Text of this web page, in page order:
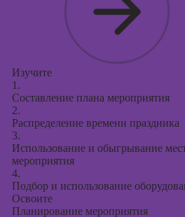
Изучите
1.
Составление плана мероприятия
2.
Распределение времени праздника
3.
Использование и обыгрывание
мероприятия
4.
Подбор и использование
Освоите
Планирование мероприятия